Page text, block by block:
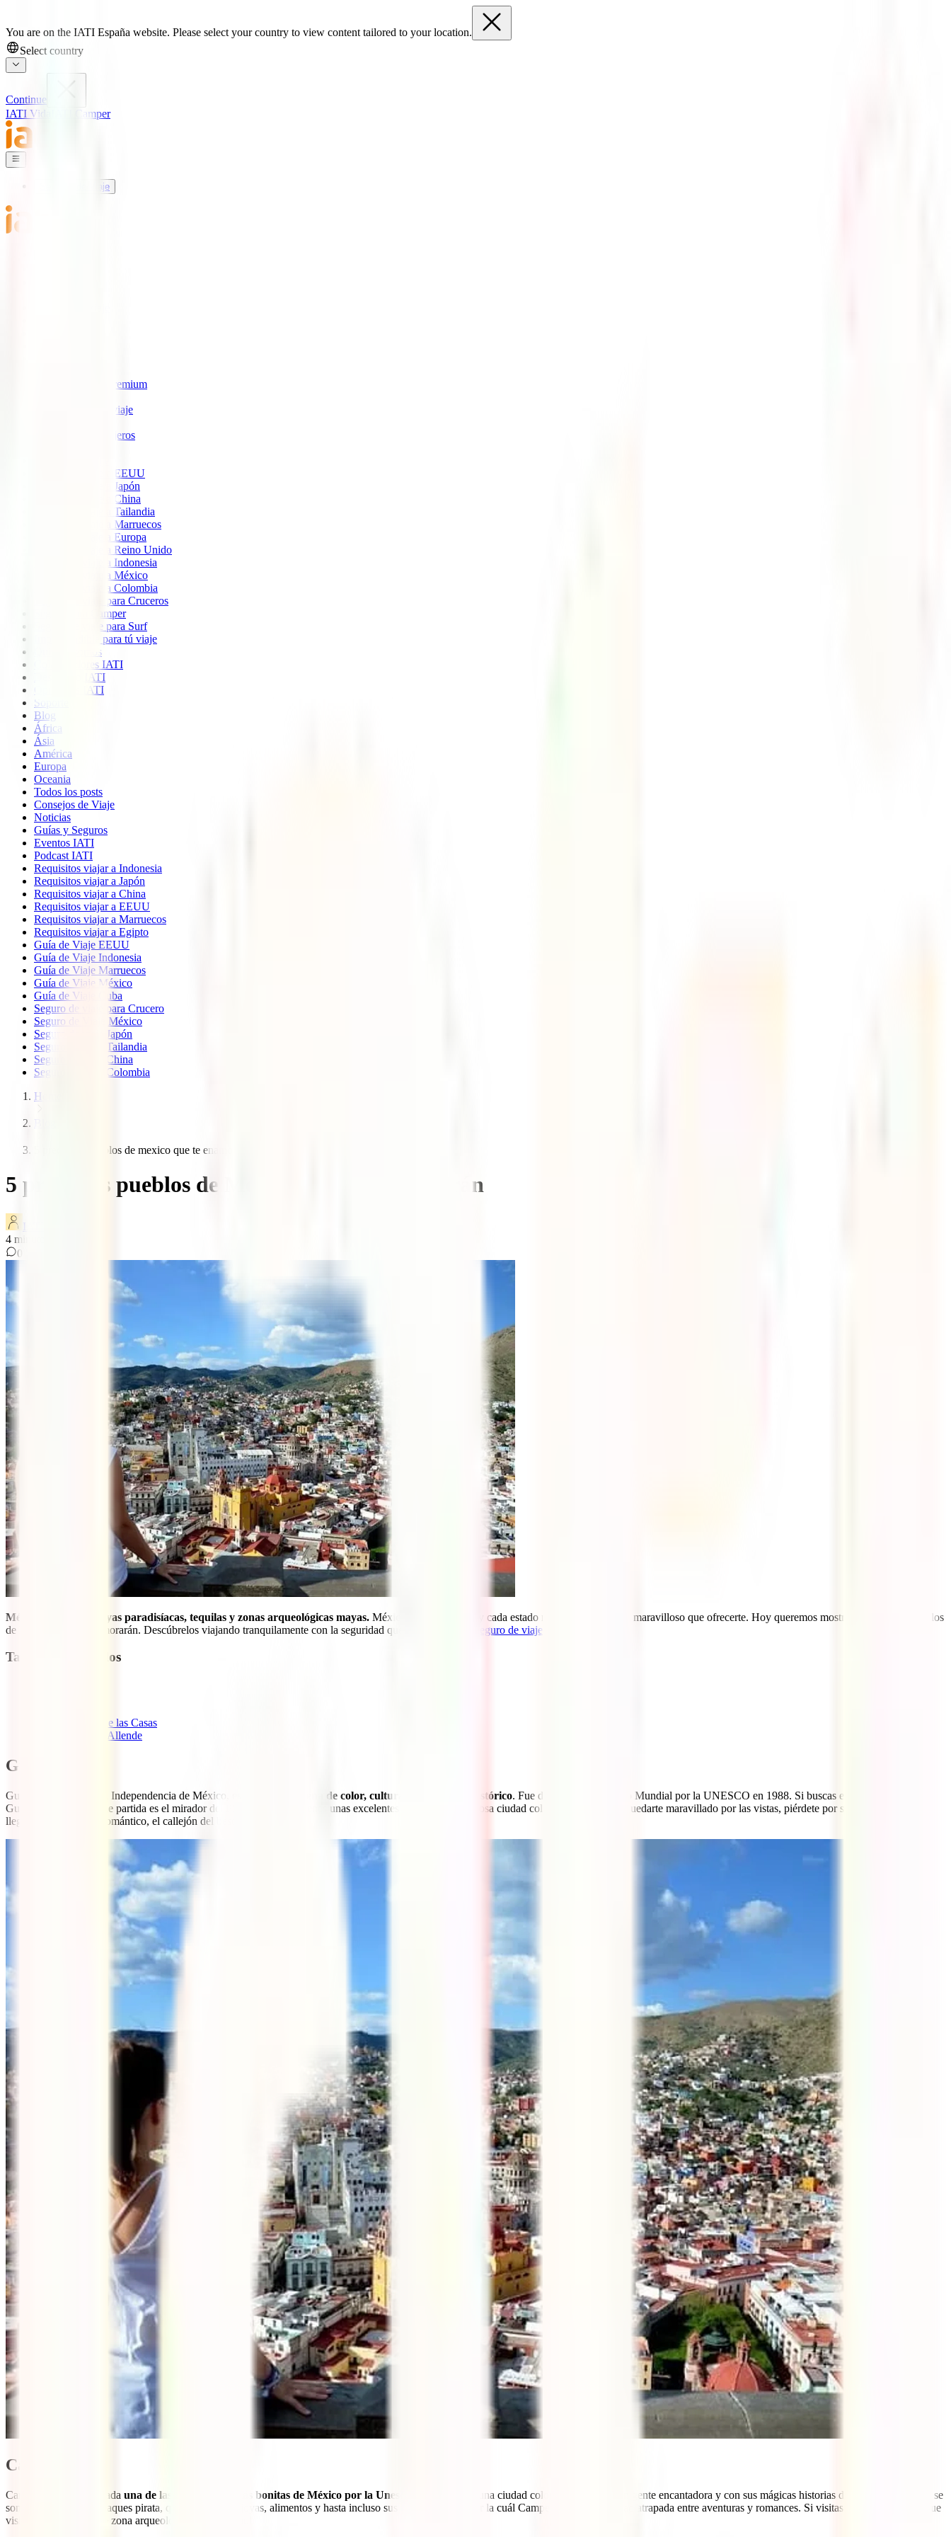
You are on the IATI España website. Please select your country to view content tailored to your location.
Select country
Continue
IATI Vida
IATI Camper
Seguros de Viaje
IATI Anulación Premium
IATI Anual Multiviaje
IATI Grandes Viajeros
Seguro de viaje a EEUU
Seguro de viaje a Japón
Seguro de viaje a China
Seguro de viaje a Tailandia
Seguro de viaje a Marruecos
Seguro de viaje a Europa
Seguro de viaje a Reino Unido
Seguro de viaje a Indonesia
Seguro de viaje a México
Seguro de viaje a Colombia
Seguro de viaje para Cruceros
Seguro para Camper
Seguro de viaje para Surf
Imprescindible para tú viaje
Quiénes somos
Colaboradores IATI
Descuento IATI
Opiniones IATI
Soporte
Blog
África
Ásia
América
Europa
Oceania
Todos los posts
Consejos de Viaje
Noticias
Guías y Seguros
Eventos IATI
Podcast IATI
Requisitos viajar a Indonesia
Requisitos viajar a Japón
Requisitos viajar a China
Requisitos viajar a EEUU
Requisitos viajar a Marruecos
Requisitos viajar a Egipto
Guía de Viaje EEUU
Guía de Viaje Indonesia
Guía de Viaje Marruecos
Guía de Viaje México
Guía de Viaje Cuba
Seguro de viaje para Crucero
Seguro de Viaje México
Seguro de viaje Japón
Seguro de viaje Tailandia
Seguro de viaje China
Seguro de viaje Colombia
Home
5 preciosos pueblos de mexico que te enamoraran
5 preciosos pueblos de México que te enamorarán
4 minutos de lectura
0
México no es solo playas paradisíacas, tequilas y zonas arqueológicas mayas. México es un gran país y cada estado mexicano tiene algo maravilloso que ofrecerte. Hoy queremos mostrar 5 preciosos pueblos
de México que te enamorarán. Descúbrelos viajando tranquilamente con la seguridad que ofrece el
mejor seguro de viaje
Tabla de contenidos
San Cristóbal de las Casas
San Miguel de Allende
Guanajuato
Guanajuato, cuna de la Independencia de México, es una ciudad llena de color, cultura y patrimonio histórico. Fue declarada Patrimonio Mundial por la UNESCO en 1988. Si buscas enamorarte de
Guanajuato, tu punto de partida es el mirador del Pípila, desde ahí tienes unas excelentes vistas a esta preciosa ciudad colonial. Después de quedarte maravillado por las vistas, piérdete por sus callejones hasta
llegar al callejón más romántico, el callejón del beso.
Campeche
Campeche es considerada una de las 10 ciudades más bonitas de México por la Unesco
. Campeche es una ciudad colonial, colorida, con gente encantadora y con sus mágicas historias de piratas. La ciudad se
sometía a constantes ataques pirata, que robaban sus joyas, alimentos y hasta incluso sus mujeres, razón por la cuál Campeche fue una ciudad atrapada entre aventuras y romances. Si visitas Campeche tienes que
visitar la impresionante zona arqueológica de Calakmul.